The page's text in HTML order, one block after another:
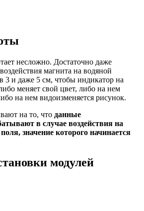
несложно. Достаточно даже
магнита на водяной
3 и даже 5 см, чтобы индикатор на
меняет свой цвет, либо на нем
на нем видоизменяется рисунок.
на то, что данные
в случае воздействия на
значение которого начинается
модулей